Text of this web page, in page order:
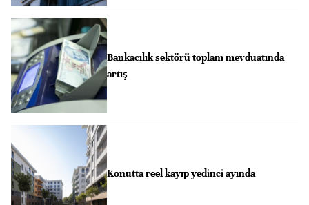
Bankacılık sektörü toplam mevduatında
artış
Konutta reel kayıp yedinci ayında